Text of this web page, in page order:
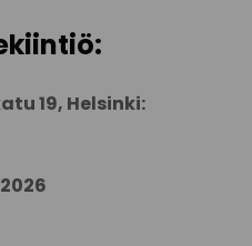
19, Helsinki: